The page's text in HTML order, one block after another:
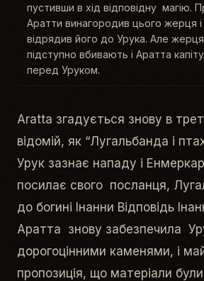
пустивши в хід відповідну магію.
Аратти винагородив цього жерця і
відрядив його до Урука. Але
підступно вбивають і Аратта
перед Уруком.
Aratta згадується знову в
відомій, як “Лугальбанда і
Урук зазнає нападу і
посилає свого посланця,
до богині Інанни Відповідь
Аратта знову забезпечила
дорогоцінними каменями, і
пропозиція, що матеріали